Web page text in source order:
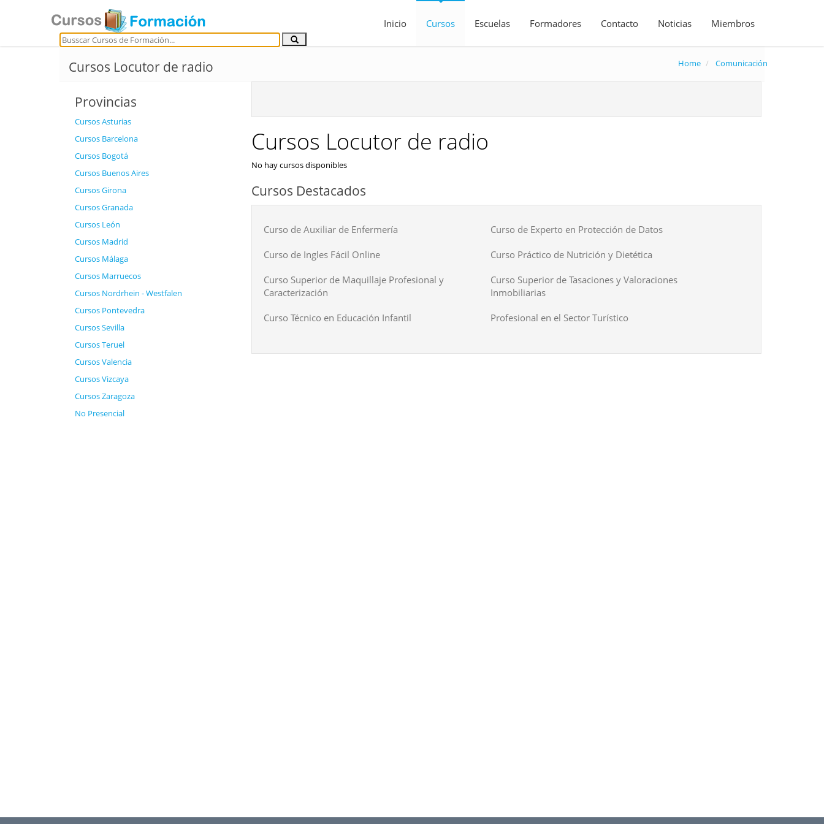
Inicio Cursos Escuelas Formadores Contacto Noticias Miembros
Cursos Locutor de radio Home Comunicación
Provincias
Cursos Asturias
Cursos Barcelona
Cursos Bogotá
Cursos Buenos Aires
Cursos Girona
Cursos Granada
Cursos León
Cursos Madrid
Cursos Málaga
Cursos Marruecos
Cursos Nordrhein - Westfalen
Cursos Pontevedra
Cursos Sevilla
Cursos Teruel
Cursos Valencia
Cursos Vizcaya
Cursos Zaragoza
No Presencial
Cursos Locutor de radio
No hay cursos disponibles
Cursos Destacados
Curso de Auxiliar de Enfermería Curso de Experto en Protección de Datos
Curso de Ingles Fácil Online Curso Práctico de Nutrición y Dietética
Curso Superior de Maquillaje Profesional y
Caracterización
Curso Superior de Tasaciones y Valoraciones
Inmobiliarias
Curso Técnico en Educación Infantil Profesional en el Sector Turístico